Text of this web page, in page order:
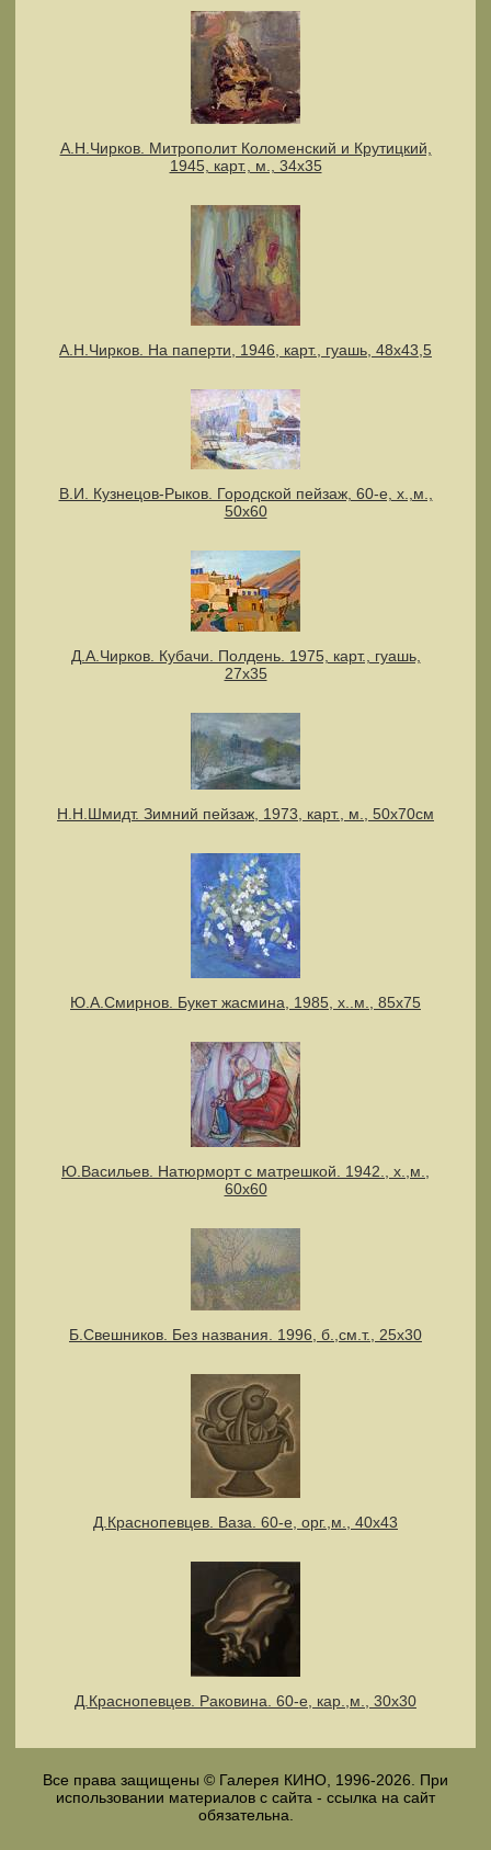
А.Н.Чирков. Митрополит Коломенский и Крутицкий,
1945, карт., м., 34х35
А.Н.Чирков. На паперти, 1946, карт., гуашь, 48х43,5
В.И. Кузнецов-Рыков. Городской пейзаж, 60-е, х.,м.,
50х60
Д.А.Чирков. Кубачи. Полдень. 1975, карт., гуашь,
27х35
Н.Н.Шмидт. Зимний пейзаж, 1973, карт., м., 50х70см
Ю.А.Смирнов. Букет жасмина, 1985, х..м., 85х75
Ю.Васильев. Натюрморт с матрешкой. 1942., х.,м.,
60х60
Б.Свешников. Без названия. 1996, б.,см.т., 25х30
Д.Краснопевцев. Ваза. 60-е, орг.,м., 40х43
Д.Краснопевцев. Раковина. 60-е, кар.,м., 30х30
Все права защищены © Галерея КИНО, 1996-2026. При
использовании материалов с сайта - ссылка на сайт
обязательна.